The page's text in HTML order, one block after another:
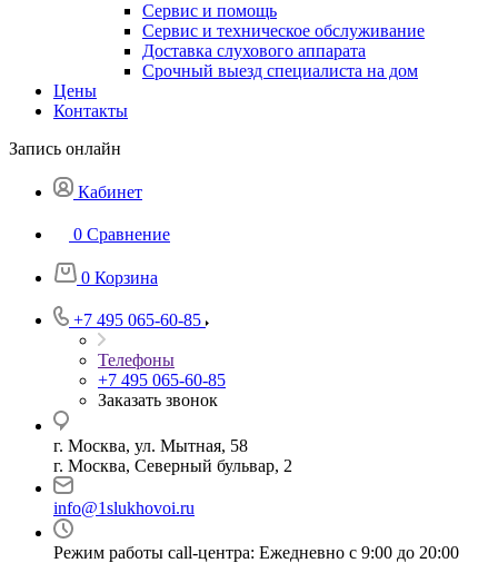
Сервис и помощь
Сервис и техническое обслуживание
Доставка слухового аппарата
Срочный выезд специалиста на дом
Цены
Контакты
Запись онлайн
Кабинет
0 Сравнение
0 Корзина
+7 495 065-60-85
Телефоны
+7 495 065-60-85
Заказать звонок
г. Москва, ул. Мытная, 58
г. Москва, Северный бульвар, 2
info@1slukhovoi.ru
Режим работы call-центра: Ежедневно с 9:00 до 20:00